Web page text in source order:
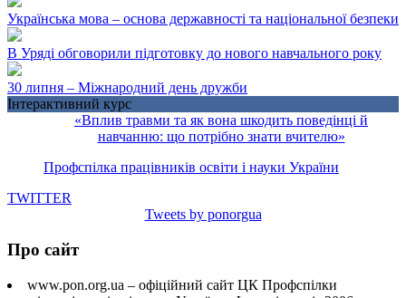
Українська мова – основа державності та національної безпеки
В Уряді обговорили підготовку до нового навчального року
30 липня – Міжнародний день дружби
Інтерактивний курс
«Вплив травми та як вона шкодить поведінці й
навчанню: що потрібно знати вчителю»
Профспілка працівників освіти і науки України
TWITTER
Tweets by ponorgua
Про сайт
www.pon.org.ua – офіційний сайт ЦК Профспілки